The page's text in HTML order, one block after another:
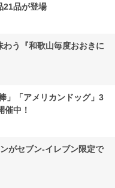
21品が登場
わう『和歌山毎度おおきに
」「アメリカンドッグ」3
催中！
がセブン‐イレブン限定で